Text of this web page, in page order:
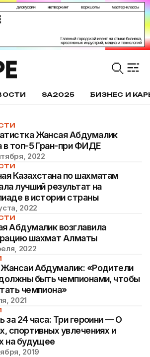
SA2025 БИЗНЕС И
Жансая Абдумалик
в топ-5 Гран-при ФИДЕ
2022
Казахстана по шахматам
лучший результат на
в истории страны
2022
Абдумалик возглавила
шахмат Алматы
2022
Абдумалик: «Родители
быть чемпионами, чтобы
чемпиона»
2021
за 24 часа: Три героини — О
спортивных увлечениях и
на будущее
2019